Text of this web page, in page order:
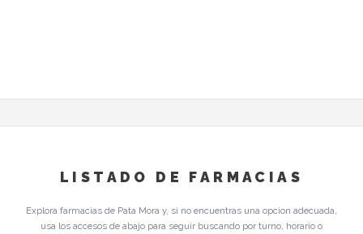
LISTADO DE FARMACIAS
Explora farmacias de Pata Mora y, si no encuentras una opcion adecuada,
usa los accesos de abajo para seguir buscando por turno, horario o